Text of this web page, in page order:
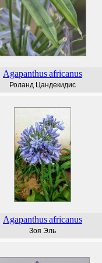
Agapanthusafricanus
Роланд Цандекидис
Agapanthusafricanus
Зоя Эль